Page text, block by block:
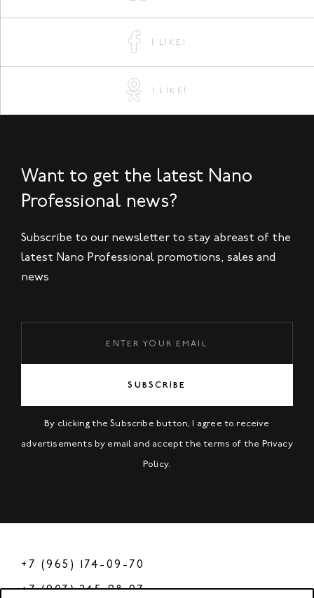
I LIKE!
I LIKE!
Want to get the latest Nano
Professional news?
Subscribe to our newsletter to stay abreast of the
latest Nano Professional promotions, sales and
news
SUBSCRIBE
By clicking the Subscribe button, I agree to receive
advertisements by email and accept the terms of the Privacy
Policy.
+7 (965) 174-09-70
+7 (903) 245-98-97